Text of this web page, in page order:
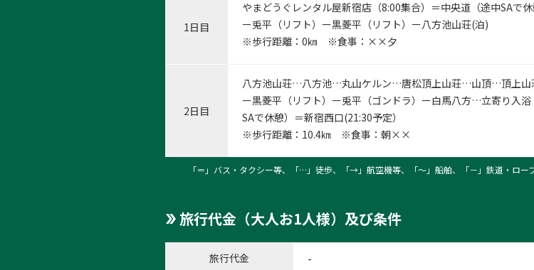
1日目
やまどうぐレンタル屋新宿店（8:00集合）＝中央道（途中SAで
ー兎平（リフト）ー黒菱平（リフト）ー八方池山荘(泊)
※歩行距離：0㎞ ※食事：××夕
2日目
八方池山荘…八方池…丸山ケルン…唐松頂上山荘…山頂…頂上山
ー黒菱平（リフト）ー兎平（ゴンドラ）ー白馬八方…立寄り入
SAで休憩）＝新宿西口(21:30予定）
※歩行距離：10.4㎞ ※食事：朝××
「＝」バス・タクシー等、「…」徒歩、「→」航空機等、「〜」船舶、「－」鉄道・ロー
旅行代金（大人お1人様）及び条件
旅行代金 -
1:ケルン
5